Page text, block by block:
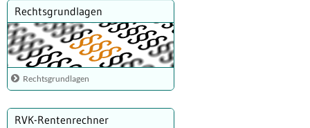
Rechtsgrundlagen
Rechtsgrundlagen
RVK-Rentenrechner